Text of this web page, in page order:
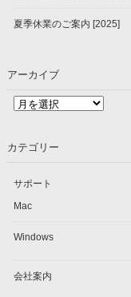
夏季休業のご案内 [2025]
アーカイブ
ア
イ
カテゴリー
サポート
Mac
Windows
会社案内